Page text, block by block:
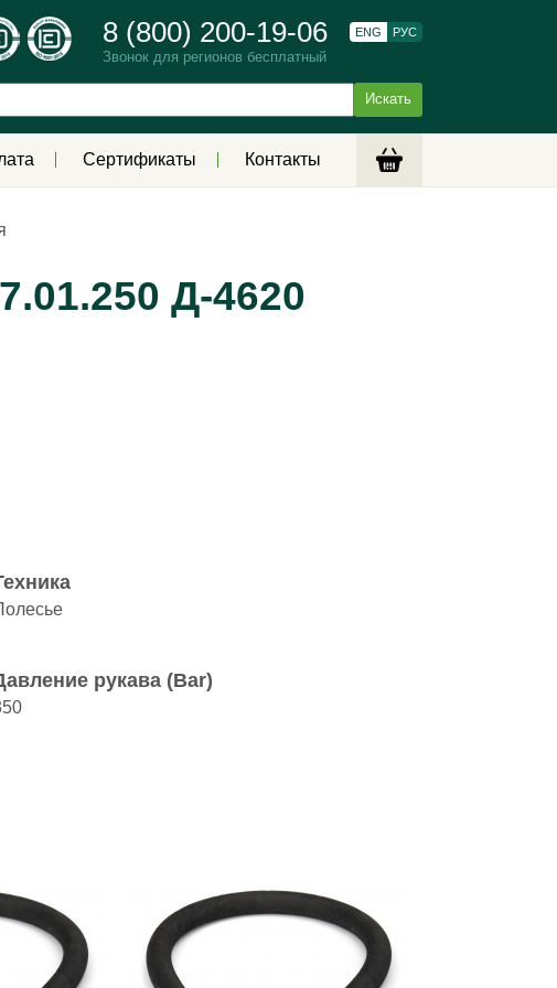
8 (800) 200-19-06
Звонок для регионов бесплатный
ENG РУС
Сертификаты Контакты
Д-4620
рукава (Bar)